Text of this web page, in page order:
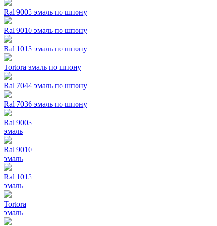
Ral 9003 эмаль по шпону
Ral 9010 эмаль по шпону
Ral 1013 эмаль по шпону
Tortora эмаль по шпону
Ral 7044 эмаль по шпону
Ral 7036 эмаль по шпону
Ral 9003
эмаль
Ral 9010
эмаль
Ral 1013
эмаль
Tortora
эмаль